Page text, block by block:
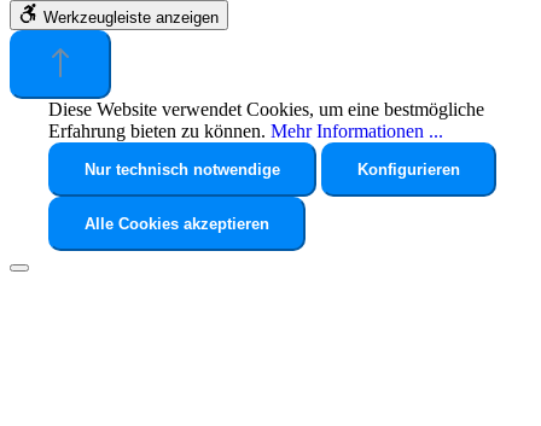
Werkzeugleiste anzeigen
Diese Website verwendet Cookies, um eine bestmögliche
Erfahrung bieten zu können. Mehr Informationen ...
Nur technisch notwendige Konfigurieren
Alle Cookies akzeptieren